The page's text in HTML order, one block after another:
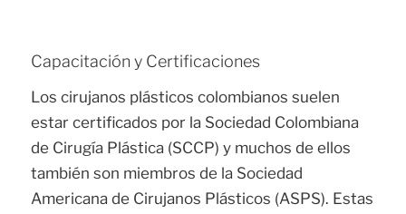
Capacitación y Certificaciones
Los cirujanos plásticos colombianos suelen
estar certificados por la Sociedad Colombiana
de Cirugía Plástica (SCCP) y muchos de ellos
también son miembros de la Sociedad
Americana de Cirujanos Plásticos (ASPS). Estas